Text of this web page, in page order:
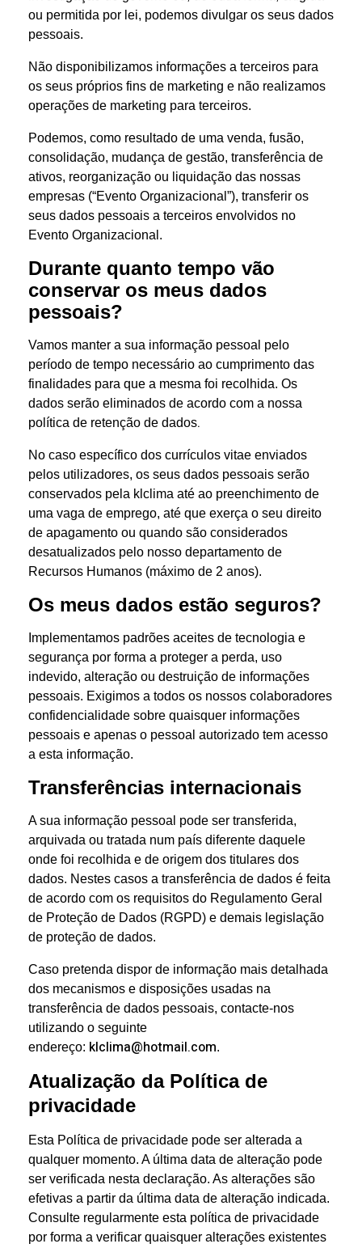
ou permitida por lei, podemos divulgar os seus dados
pessoais.
Não disponibilizamos informações a terceiros para
os seus próprios fins de marketing e não realizamos
operações de marketing para terceiros.
Podemos, como resultado de uma venda, fusão,
consolidação, mudança de gestão, transferência de
ativos, reorganização ou liquidação das nossas
empresas (“Evento Organizacional”), transferir os
seus dados pessoais a terceiros envolvidos no
Evento Organizacional.
Durante quanto tempo vão
conservar os meus dados
pessoais?
Vamos manter a sua informação pessoal pelo
período de tempo necessário ao cumprimento das
finalidades para que a mesma foi recolhida. Os
dados serão eliminados de acordo com a nossa
política de retenção de dados.
No caso específico dos currículos vitae enviados
pelos utilizadores, os seus dados pessoais serão
conservados pela klclima até ao preenchimento de
uma vaga de emprego, até que exerça o seu direito
de apagamento ou quando são considerados
desatualizados pelo nosso departamento de
Recursos Humanos (máximo de 2 anos).
Os meus dados estão seguros?
Implementamos padrões aceites de tecnologia e
segurança por forma a proteger a perda, uso
indevido, alteração ou destruição de informações
pessoais. Exigimos a todos os nossos colaboradores
confidencialidade sobre quaisquer informações
pessoais e apenas o pessoal autorizado tem acesso
a esta informação.
Transferências internacionais
A sua informação pessoal pode ser transferida,
arquivada ou tratada num país diferente daquele
onde foi recolhida e de origem dos titulares dos
dados. Nestes casos a transferência de dados é feita
de acordo com os requisitos do Regulamento Geral
de Proteção de Dados (RGPD) e demais legislação
de proteção de dados.
Caso pretenda dispor de informação mais detalhada
dos mecanismos e disposições usadas na
transferência de dados pessoais, contacte-nos
utilizando o seguinte
endereço: klclima@hotmail.com.
Atualização da Política de
privacidade
Esta Política de privacidade pode ser alterada a
qualquer momento. A última data de alteração pode
ser verificada nesta declaração. As alterações são
efetivas a partir da última data de alteração indicada.
Consulte regularmente esta política de privacidade
por forma a verificar quaisquer alterações existentes